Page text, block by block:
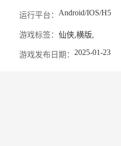
运行平台： Android/IOS/H5
游戏标签： 仙侠,横版,
游戏发布日期： 2025-01-23